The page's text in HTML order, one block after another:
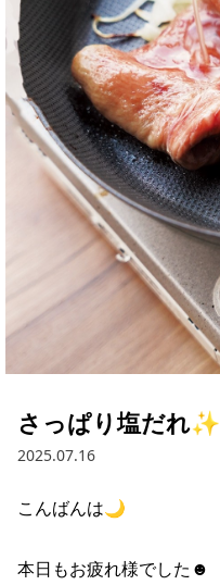
さっぱり塩だれ✨
2025.07.16
こんばんは🌙
本日もお疲れ様でした☻